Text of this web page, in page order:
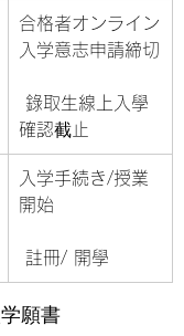
合格者オンライン
入学意志申請締切
確認截止
入学手続き/授業
開始
註冊/ 開學
願書